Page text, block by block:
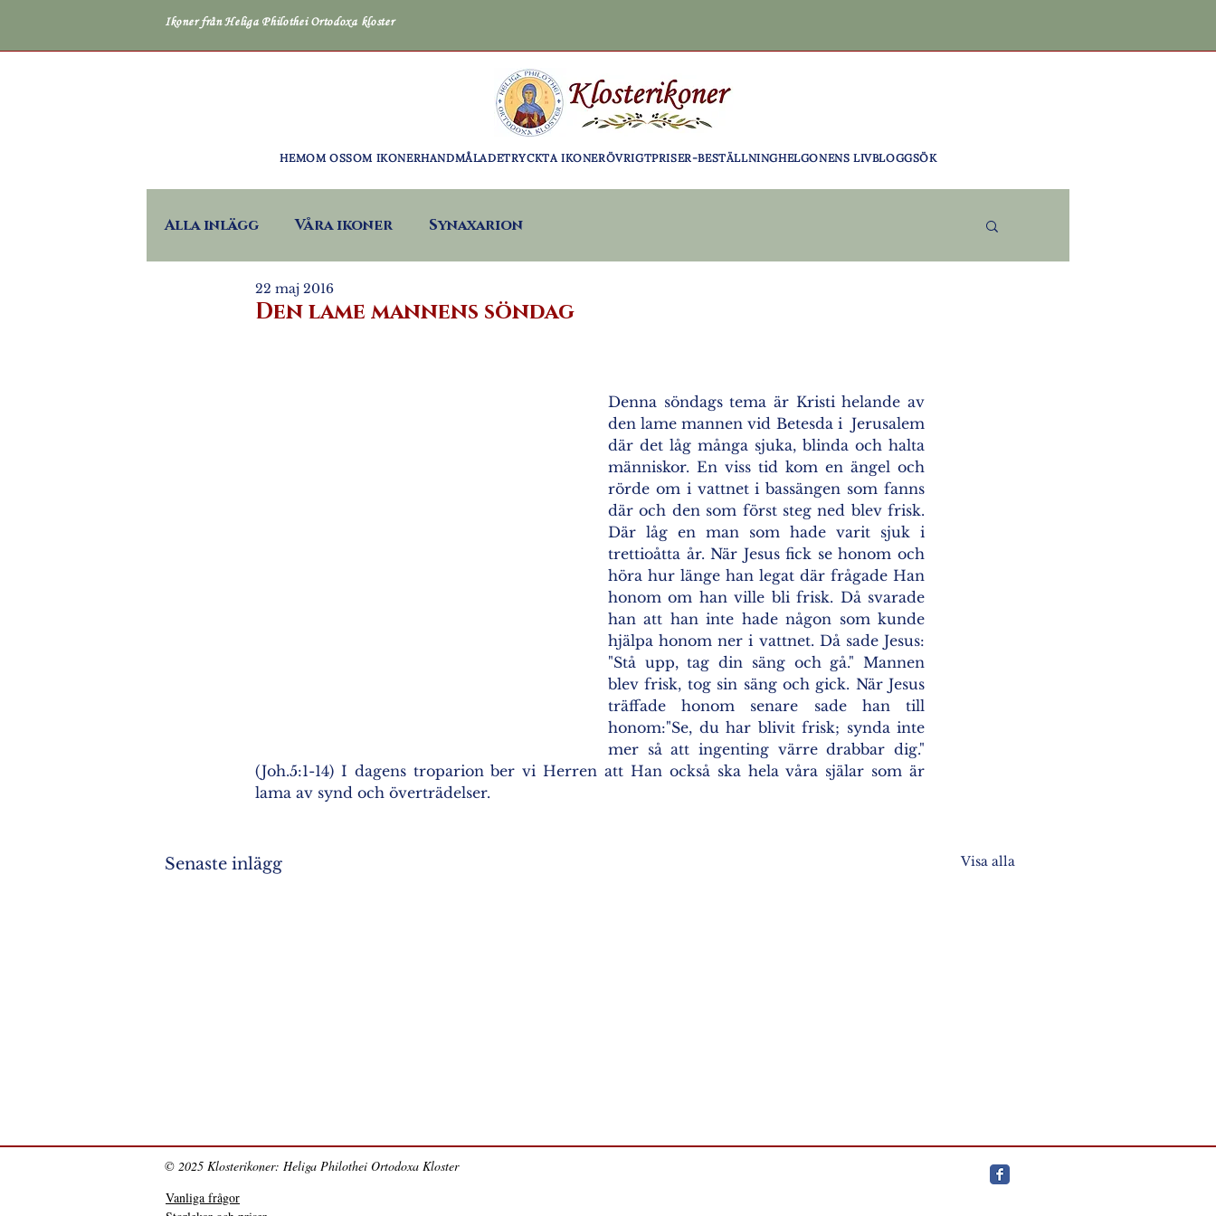
Ikoner från Heliga Philothei Ortodoxa kloster
HEMOM OSSOM IKONERHANDMÅLADETRYCKTA IKONERÖVRIGTPRISER-BESTÄLLNINGHELGONENS LIVBLOGGSÖK
Alla inlägg Våra ikoner Synaxarion
Den lame mannens söndag
22 maj 2016
Denna söndags tema är Kristi helande av
den lame mannen vid Betesda i  Jerusalem
där det låg många sjuka, blinda och halta
människor. En viss tid kom en ängel och
rörde om i vattnet i bassängen som fanns
där och den som först steg ned blev frisk.
Där låg en man som hade varit sjuk i
trettioåtta år. När Jesus fick se honom och
höra hur länge han legat där frågade Han
honom om han ville bli frisk. Då svarade
han att han inte hade någon som kunde
hjälpa honom ner i vattnet. Då sade Jesus:
"Stå upp, tag din säng och gå." Mannen
blev frisk, tog sin säng och gick. När Jesus
träffade honom senare sade han till
honom:"Se, du har blivit frisk; synda inte
mer så att ingenting värre drabbar dig."
(Joh.5:1-14) I dagens troparion ber vi Herren att Han också ska hela våra själar som är
lama av synd och överträdelser.
Senaste inlägg Visa alla
© 2025 Klosterikoner: Heliga Philothei Ortodoxa Kloster
Vanliga frågor